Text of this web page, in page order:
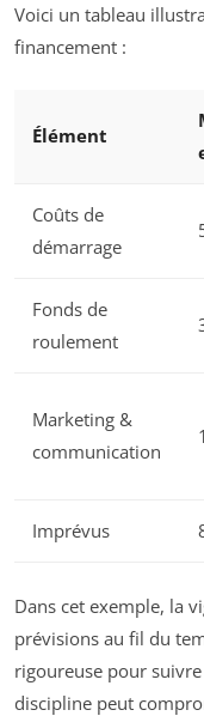
Voici un tableau
financement :
Élément
Coûts de
démarrage
Fonds de
roulement
Marketing &
communication
Imprévus
Dans cet exemple, la
prévisions au fil du
rigoureuse pour suivre
discipline peut